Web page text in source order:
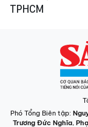
TPHCM
Phó Tổng Biên tập:
Trương Đức Nghĩa,